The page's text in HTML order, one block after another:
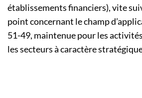
établissements financiers), vite
point concernant le champ
51-49, maintenue pour les
les secteurs à caractère